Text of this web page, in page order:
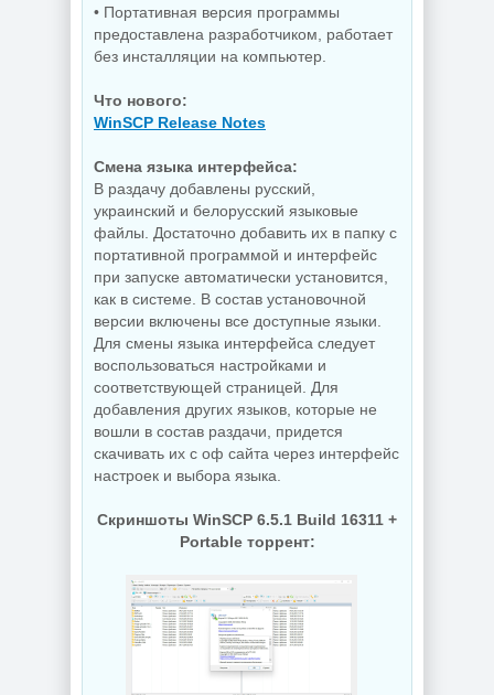
Windows 11 Pro
26H1 Lite version
Build 28000.2525
экрана TechSmith
Snagit 26.3.1 build
elchupacabra
Видеозапись с
монитора
Camtasia 2026.1.4
Build 18353 by
elchupacabra
Копирование
дисков
BurnAware
Professional |
Premium 19.2
GoldWave 7.05
NEW
Редактор
FastStone Capture
11.3 + Portable
NEW NEW
• Портативная версия программы
предоставлена разработчиком, работает
без инсталляции на компьютер.
Что нового:
WinSCP Release Notes
Смена языка интерфейса:
В раздачу добавлены русский,
украинский и белорусский языковые
файлы. Достаточно добавить их в папку с
портативной программой и интерфейс
при запуске автоматически установится,
как в системе. В состав установочной
версии включены все доступные языки.
Для смены языка интерфейса следует
воспользоваться настройками и
соответствующей страницей. Для
добавления других языков, которые не
вошли в состав раздачи, придется
скачивать их с оф сайта через интерфейс
настроек и выбора языка.
Скриншоты WinSCP 6.5.1 Build 16311 +
Portable торрент: